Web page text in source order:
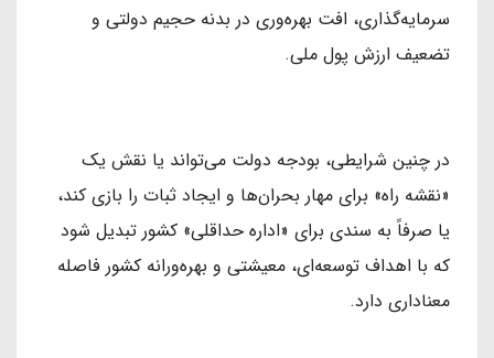
سرمایه‌گذاری، افت بهره‌وری در بدنه حجیم دولتی و
تضعیف ارزش پول ملی.
در چنین شرایطی، بودجه دولت می‌تواند یا نقش یک
«نقشه راه» برای مهار بحران‌ها و ایجاد ثبات را بازی کند،
یا صرفاً به سندی برای «اداره حداقلی» کشور تبدیل شود
که با اهداف توسعه‌ای، معیشتی و بهره‌ورانه کشور فاصله
معناداری دارد.